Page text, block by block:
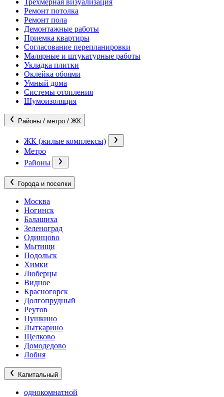
Трехмерная визуализация
Ремонт потолка
Ремонт пола
Демонтажные работы
Приемка квартиры
Согласование перепланировки
Малярные и штукатурные работы
Укладка плитки
Оклейка обоями
Умный дома
Системы отопления
Шумоизоляция
Районы / метро / ЖК
ЖК (жилые комплексы)
Метро
Районы
Города и поселки
Москва
Ногинск
Балашиха
Зеленоград
Одинцово
Мытищи
Подольск
Химки
Люберцы
Видное
Красногорск
Долгопрудный
Реутов
Пушкино
Лыткарино
Щелково
Домодедово
Лобня
Капитальный
однокомнатной